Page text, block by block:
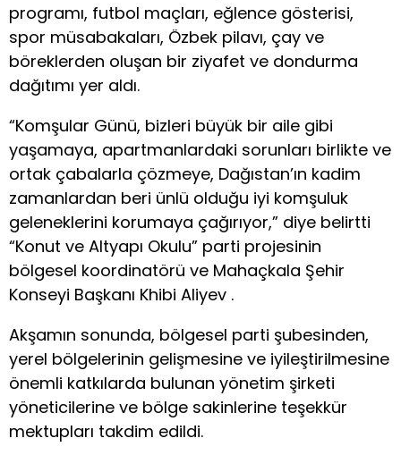
programı, futbol maçları, eğlence gösterisi,
spor müsabakaları, Özbek pilavı, çay ve
böreklerden oluşan bir ziyafet ve dondurma
dağıtımı yer aldı.
“Komşular Günü, bizleri büyük bir aile gibi
yaşamaya, apartmanlardaki sorunları birlikte ve
ortak çabalarla çözmeye, Dağıstan’ın kadim
zamanlardan beri ünlü olduğu iyi komşuluk
geleneklerini korumaya çağırıyor,” diye belirtti
“Konut ve Altyapı Okulu” parti projesinin
bölgesel koordinatörü ve Mahaçkala Şehir
Konseyi Başkanı Khibi Aliyev .
Akşamın sonunda, bölgesel parti şubesinden,
yerel bölgelerinin gelişmesine ve iyileştirilmesine
önemli katkılarda bulunan yönetim şirketi
yöneticilerine ve bölge sakinlerine teşekkür
mektupları takdim edildi.